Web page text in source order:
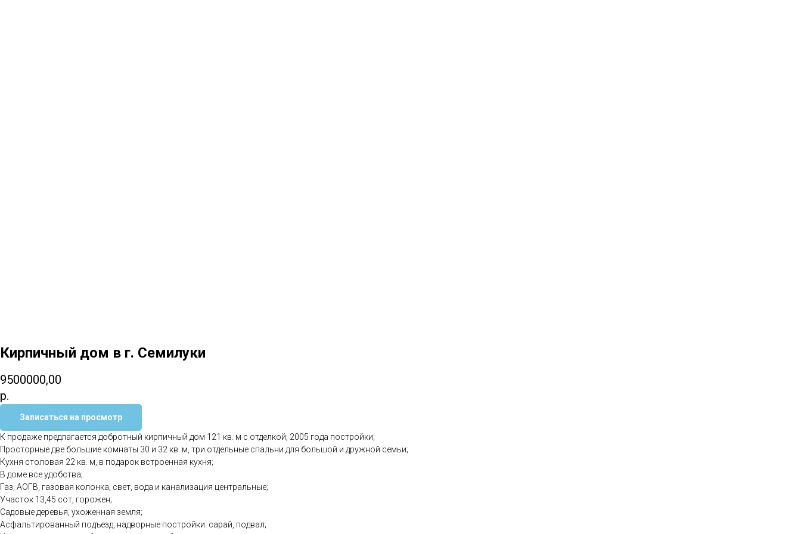
Кирпичный дом в г. Семилуки
9500000,00
р.
Записаться на просмотр
К продаже предлагается добротный кирпичный дом 121 кв. м с отделкой, 2005 года постройки;
Просторные две большие комнаты 30 и 32 кв. м, три отдельные спальни для большой и дружной семьи;
Кухня столовая 22 кв. м, в подарок встроенная кухня;
В доме все удобства;
Газ, АОГВ, газовая колонка, свет, вода и канализация центральные;
Участок 13,45 сот, горожен;
Садовые деревья, ухоженная земля;
Асфальтированный подъезд, надворные постройки: сарай, подвал;